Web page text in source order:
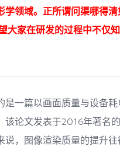
学领域。正所谓问渠哪得
大家在研发的过程中不仅
是一篇以画面质量与设备
该论文发表于2016年著名
说，图像渲染质量的提升